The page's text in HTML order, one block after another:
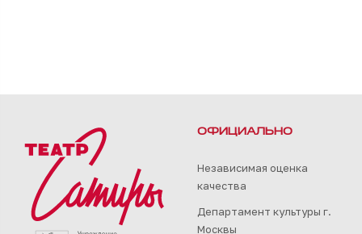
ОФИЦИАЛЬНО
Независимая оценка
качества
Департамент культуры г.
Москвы